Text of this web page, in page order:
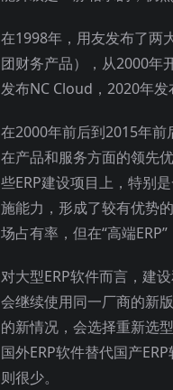
在1998年，用友发布了两
团财务产品），从2000年
发布NC Cloud，2020年发
在2000年前后到2015年前
在产品和服务方面的领先
些ERP建设项目上，特别
施能力，形成了较有优势
场占有率，但在“高端
对大型ERP软件而言，建
会继续使用同一厂商的新
的新情况，会选择重新选
国外ERP软件替代国产
则很少。